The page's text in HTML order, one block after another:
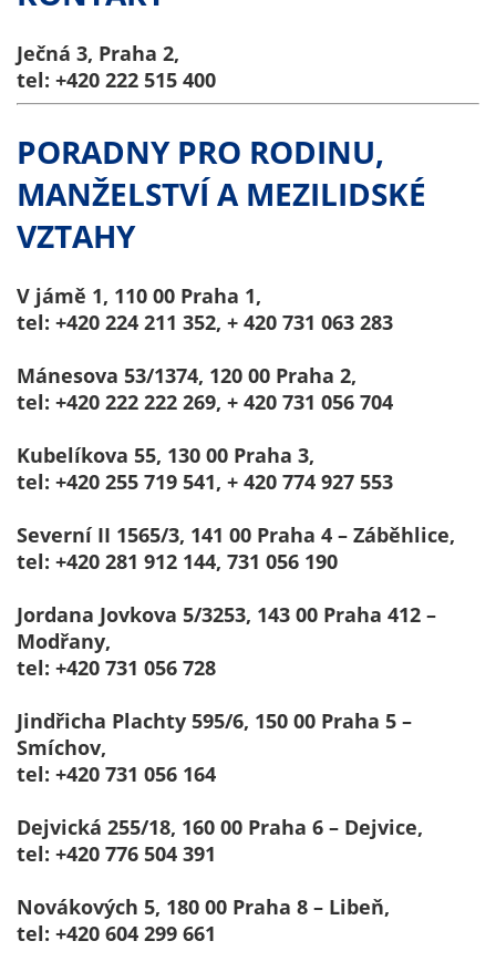
Ječná 3, Praha 2,
tel: +420 222 515 400
PORADNY PRO RODINU,
MANŽELSTVÍ A MEZILIDSKÉ
VZTAHY
V jámě 1, 110 00 Praha 1,
tel: +420 224 211 352, + 420 731 063 283
Mánesova 53/1374, 120 00 Praha 2,
tel: +420 222 222 269, + 420 731 056 704
Kubelíkova 55, 130 00 Praha 3,
tel: +420 255 719 541, + 420 774 927 553
Severní II 1565/3, 141 00 Praha 4 – Záběhlice,
tel: +420 281 912 144, 731 056 190
Jordana Jovkova 5/3253, 143 00 Praha 412 –
Modřany,
tel: +420 731 056 728
Jindřicha Plachty 595/6, 150 00 Praha 5 –
Smíchov,
tel: +420 731 056 164
Dejvická 255/18, 160 00 Praha 6 – Dejvice,
tel: +420 776 504 391
Novákových 5, 180 00 Praha 8 – Libeň,
tel: +420 604 299 661